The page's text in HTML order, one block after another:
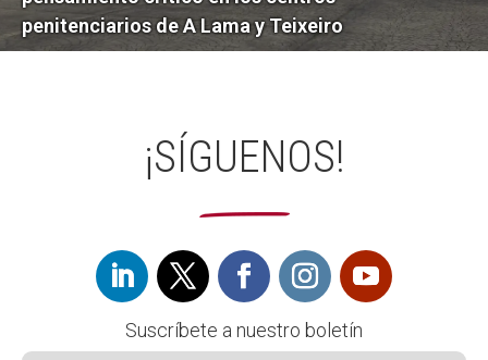
penitenciarios de A Lama y Teixeiro
¡SÍGUENOS!
Suscríbete a nuestro boletín